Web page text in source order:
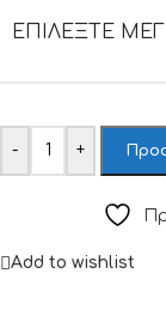
ΕΠΙΛΈΞΤΕ
- +
Add to wishlist